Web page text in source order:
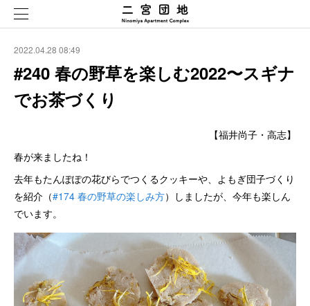
2022.04.28 08:49
#240 春の野草を楽しむ2022〜スギナ
でお茶づくり
【福井尚子・高志】
春が来ましたね！
去年もたんぽぽの花びらでつくるクッキーや、よもぎ団子づくり
を紹介（#174 春の野草の楽しみ方）しましたが、今年も楽しん
でいます。